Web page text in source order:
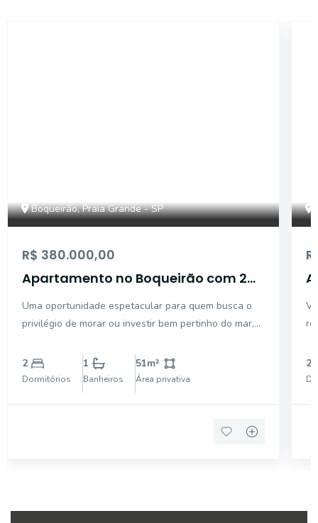
Boqueirão, Praia Grande - SP
R$ 380.000,00
Apartamento no Boqueirão com 2
a 200m da Praia
Uma oportunidade espetacular para quem busca o
privilégio de morar ou investir bem pertinho do mar,
valorizada de Praia Grande. Este apartamento no
Edifício Praia de Copacabana destaca-se por sua
2
Dormitórios
1
Banheiros
51m²
Área privativa
2